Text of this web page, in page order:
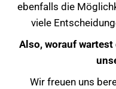
ebenfalls die
viele
Also, worauf wartest
Wir freuen uns